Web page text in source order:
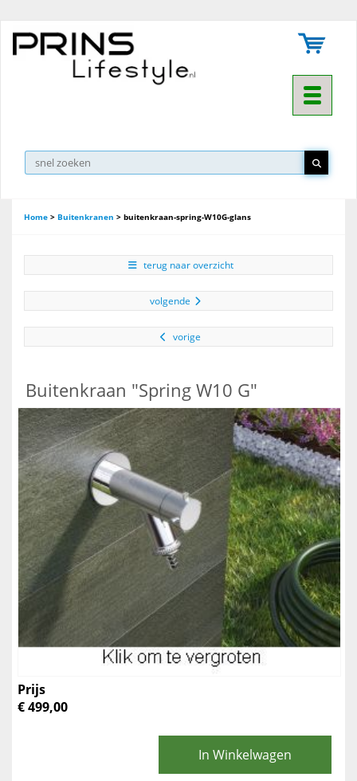
Toggle
Home > Buitenkranen > buitenkraan-spring-W10G-glans
terug naar overzicht
volgende
vorige
Buitenkraan "Spring W10 G"
Prijs
€ 499,00
In Winkelwagen